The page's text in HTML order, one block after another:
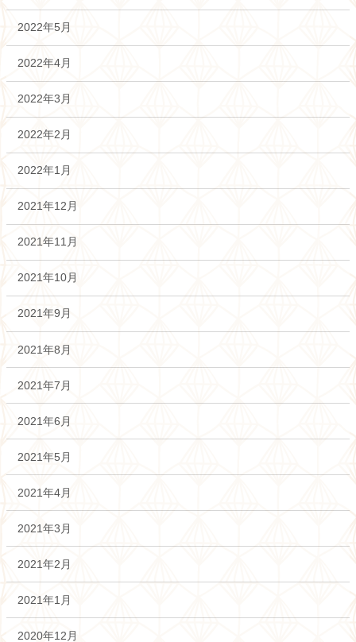
2022年5月
2022年4月
2022年3月
2022年2月
2022年1月
2021年12月
2021年11月
2021年10月
2021年9月
2021年8月
2021年7月
2021年6月
2021年5月
2021年4月
2021年3月
2021年2月
2021年1月
2020年12月